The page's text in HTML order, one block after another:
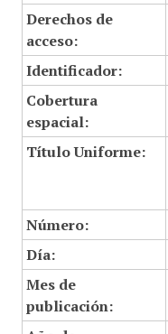
Derechos de
acceso:
Identificador:
Cobertura
espacial:
Título Uniforme:
Número:
Día:
Mes de
publicación: